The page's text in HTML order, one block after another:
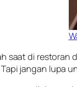
saat di restoran
jangan lupa